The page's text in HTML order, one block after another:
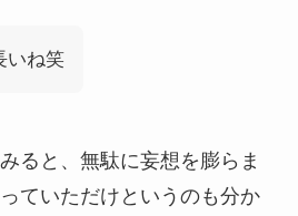
いね笑
ると、無駄に妄想を膨らま
ていただけというのも分か